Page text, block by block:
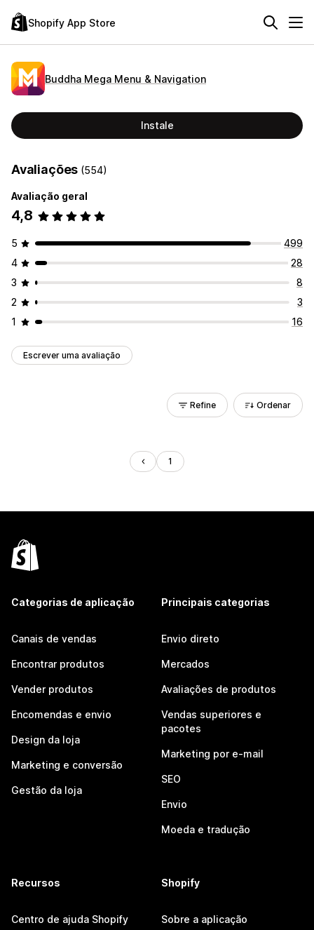
Shopify App Store
Buddha Mega Menu & Navigation
Instale
Avaliações (554)
Avaliação geral
4,8
5
499
4
28
3
8
2
3
1
16
Escrever uma avaliação
Refine Ordenar
1
Categorias de aplicação
Canais de vendas
Encontrar produtos
Vender produtos
Encomendas e envio
Design da loja
Marketing e conversão
Gestão da loja
Principais categorias
Envio direto
Mercados
Avaliações de produtos
Vendas superiores e
pacotes
Marketing por e-mail
SEO
Envio
Moeda e tradução
Recursos
Centro de ajuda Shopify
Shopify
Sobre a aplicação